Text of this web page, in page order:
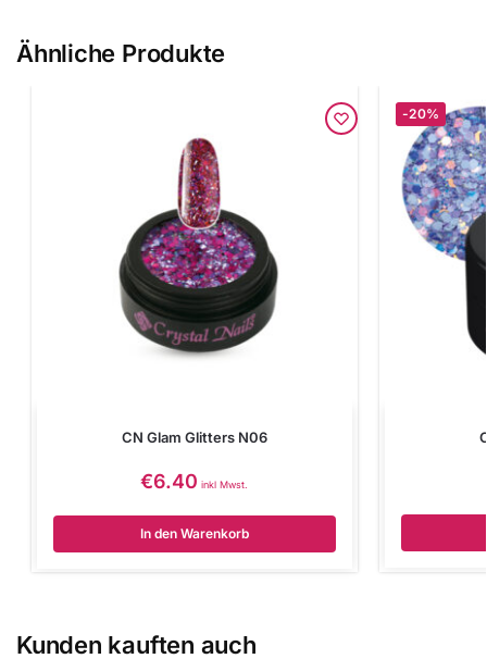
Ähnliche Produkte
CN Glam Glitters N06
€6.40 inkl Mwst.
In den Warenkorb
-20%
Kunden kauften auch